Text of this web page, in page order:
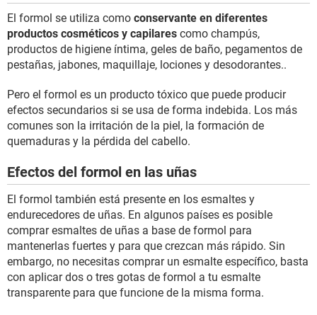
El formol se utiliza como conservante en diferentes
productos cosméticos y capilares como champús,
productos de higiene íntima, geles de baño, pegamentos de
pestañas, jabones, maquillaje, lociones y desodorantes..
Pero el formol es un producto tóxico que puede producir
efectos secundarios si se usa de forma indebida. Los más
comunes son la irritación de la piel, la formación de
quemaduras y la pérdida del cabello.
Efectos del formol en las uñas
El formol también está presente en los esmaltes y
endurecedores de uñas. En algunos países es posible
comprar esmaltes de uñas a base de formol para
mantenerlas fuertes y para que crezcan más rápido. Sin
embargo, no necesitas comprar un esmalte específico, basta
con aplicar dos o tres gotas de formol a tu esmalte
transparente para que funcione de la misma forma.